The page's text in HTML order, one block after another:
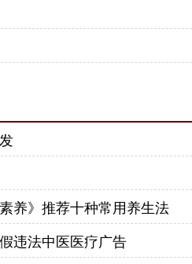
养》推荐十种常用养生法
违法中医医疗广告